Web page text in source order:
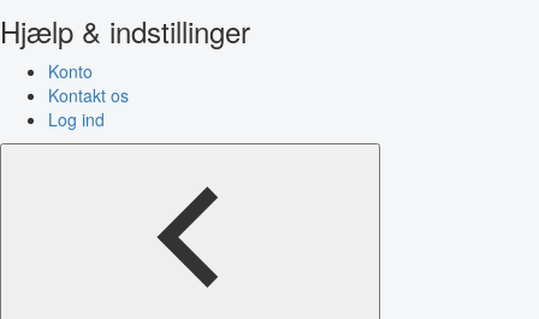
Hjælp & indstillinger
Konto
Kontakt os
Log ind